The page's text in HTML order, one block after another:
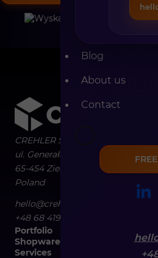
Blog
About us
Contact
CREHLER Sp. z o.o.
ul. Generała Władysława
65-454 Zielona Góra
Poland
hello@crehler.com
+48 68 419 94 50
Portfolio
Shopware
Services